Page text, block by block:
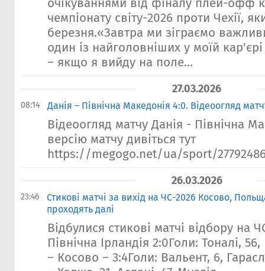
очікуваннями від фіналу плей-офф
чемпіонату світу-2026 проти Чехії,
березня.«Завтра ми зіграємо
один із найголовніших у моїй
– якщо я вийду на поле...
27.03.2026
08:14 Данія – Північна Македонія 4:0. Відеоогляд
Відеоогляд матчу Данія - Північна
версію матчу дивіться тут
https://megogo.net/ua/sport/
26.03.2026
23:46
Стикові матчі за вихід на ЧС-2026 Косово,
проходять далі
Відбулися стикові матчі відбору на
Північна Ірландія 2:0Голи: Тоналі,
– Косово – 3:4Голи: Вальент, 6,